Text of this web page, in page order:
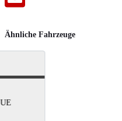
Ähnliche Fahrzeuge